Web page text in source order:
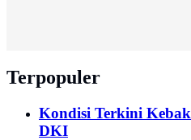
Terpopuler
Kondisi Terkini
DKI